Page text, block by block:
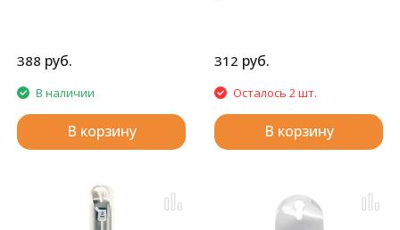
388 руб.
В наличии
В корзину
312 руб.
Осталось 2 шт.
В корзину